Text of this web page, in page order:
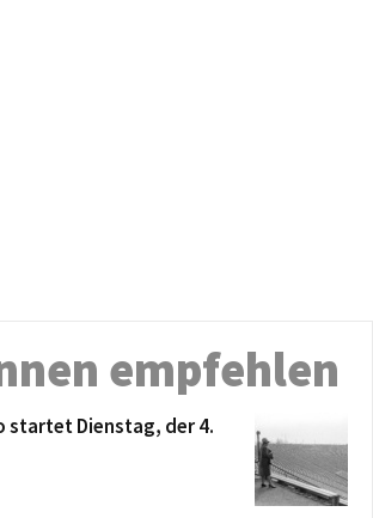
empfehlen
startet Dienstag, der 4.